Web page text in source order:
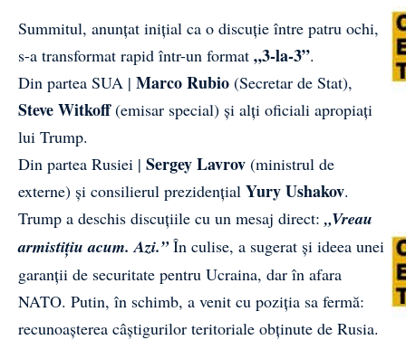
Summitul, anunțat inițial ca o discuție între patru ochi,
s-a transformat rapid într-un format „3-la-3”.
Din partea SUA | Marco Rubio (Secretar de Stat),
Steve Witkoff(emisar special) și alți oficiali apropiați
lui Trump.
Din partea Rusiei | Sergey Lavrov (ministrul de
externe) și consilierul prezidențial Yury Ushakov.
Trump a deschis discuțiile cu un mesaj direct: „Vreau
armistițiu acum. Azi.”În culise, a sugerat și ideea unei
garanții de securitate pentru Ucraina, dar în afara
NATO. Putin, în schimb, a venit cu poziția sa fermă:
recunoașterea câștigurilor teritoriale obținute de Rusia.